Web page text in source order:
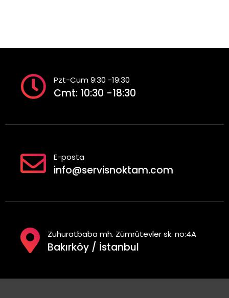
Pzt-Cum 9:30 -19:30
Cmt: 10:30 -18:30
E-posta
info@servisnoktam.com
Zuhuratbaba mh. Zümrütevler sk. no:4A
Bakırköy / İstanbul